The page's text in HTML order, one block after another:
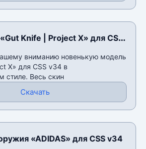
Knife | Project X» для CSS
вниманию новенькую модель
X» для CSS v34 в
стиле. Весь скин
Скачать
«ADIDAS» для CSS v34